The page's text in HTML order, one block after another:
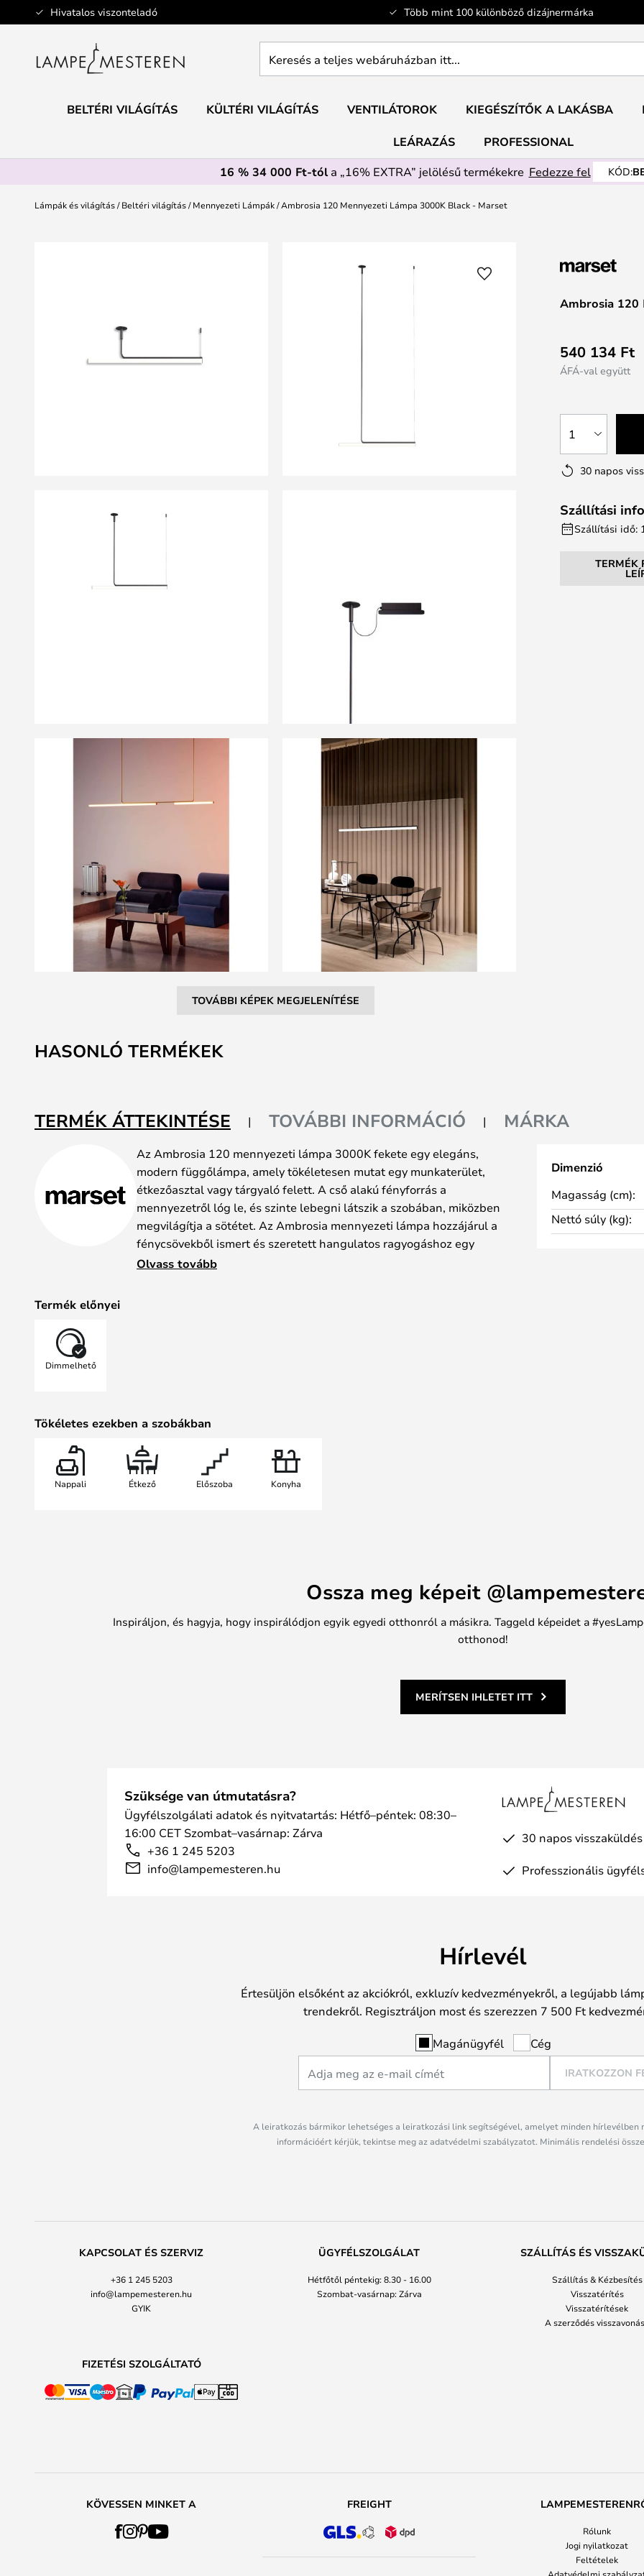
Hivatalos viszonteladó Több mint 100 különböző dizájnermárka
Ugrás
a
tartalomhoz
webáruházban
BELTÉRI VILÁGÍTÁS KÜLTÉRI VILÁGÍTÁS VENTILÁTOROK KIEGÉSZÍTŐK A LAKÁSBA
LEÁRAZÁS
PROFESSIONAL
16 % 34 000 Ft-tóla „16% EXTRA” jelölésű termékekre Fedezze fel KÓD:
Lámpák és világítás Beltéri világítás Mennyezeti Lámpák Ambrosia 120 Mennyezeti Lámpa 3000K Black - Marset
TOVÁBBI KÉPEK MEGJELENÍTÉSE
a
képgaléria
Ambrosia 120
540 134 Ft
ÁFÁ-val együtt
1
30 napos
Szállítási
Szállítási idő:
TERMÉK
HASONLÓ TERMÉKEK
TERMÉK ÁTTEKINTÉSE TOVÁBBI INFORMÁCIÓ MÁRKA
Az Ambrosia 120 mennyezeti lámpa 3000K fekete egy elegáns,
modern függőlámpa, amely tökéletesen mutat egy munkaterület,
étkezőasztal vagy tárgyaló felett. A cső alakú fényforrás a
mennyezetről lóg le, és szinte lebegni látszik a szobában, miközben
megvilágítja a sötétet. Az Ambrosia mennyezeti lámpa hozzájárul a
fénycsövekből ismert és szeretett hangulatos ragyogáshoz egy
modern és stílusos kivitelben.
Olvass tovább
Termék előnyei
Dimmelhető
Tökéletes ezekben a szobákban
Nappali Étkező Előszoba Konyha
Dimenzió
Magasság (cm):
Nettó súly (kg):
Ossza meg képeit
Inspiráljon, és hagyja, hogy inspirálódjon egyik egyedi otthonról a másikra. Taggeld képeidet a
otthonod!
MERÍTSEN IHLETET ITT
Szüksége van útmutatásra?
Ügyfélszolgálati adatok és nyitvatartás: Hétfő–péntek: 08:30–
16:00 CET Szombat–vasárnap: Zárva
+36 1 245 5203
info@lampemesteren.hu
30 napos visszaküldés
Professzionális
Hírlevél
Értesüljön elsőként az akciókról, exkluzív kedvezményekről, a legújabb
trendekről. Regisztráljon most és szerezzen 7 500 Ft
Magánügyfél Cég
IRATKOZZON
A leiratkozás bármikor lehetséges a leiratkozási link segítségével, amelyet minden hírlevélben
információért kérjük, tekintse meg az adatvédelmi szabályzatot. Minimális rendelési
KAPCSOLAT ÉS SZERVIZ
+36 1 245 5203
info@lampemesteren.hu
GYIK
ÜGYFÉLSZOLGÁLAT
Hétfőtől péntekig: 8.30 - 16.00
Szombat-vasárnap: Zárva
SZÁLLÍTÁS ÉS
Szállítás & Kézbesítés
Visszatérítés
Visszatérítések
A szerződés
FIZETÉSI SZOLGÁLTATÓ
KÖVESSEN MINKET A FREIGHT
Rólunk
Jogi nyilatkozat
Feltételek